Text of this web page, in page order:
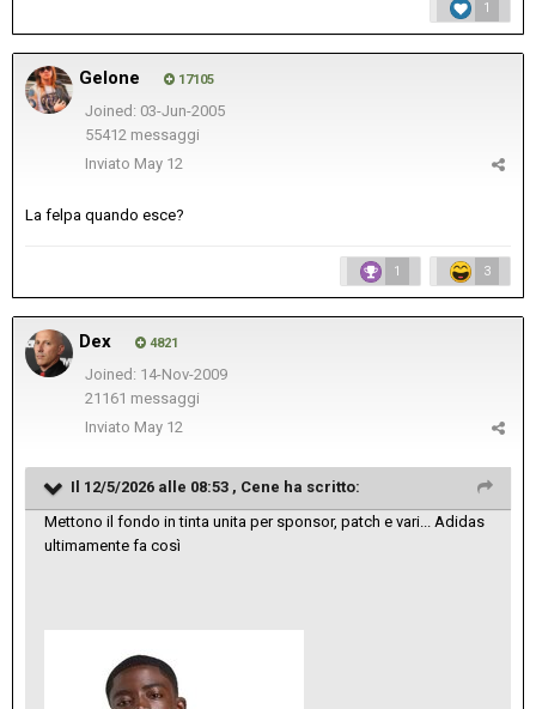
1
Gelone 17105
Joined: 03-Jun-2005
55412 messaggi
Inviato May 12
La felpa quando esce?
1 3
Dex 4821
Joined: 14-Nov-2009
21161 messaggi
Inviato May 12
Il 12/5/2026 alle 08:53 , Cene ha scritto:
Mettono il fondo in tinta unita per sponsor, patch e vari... Adidas
ultimamente fa così